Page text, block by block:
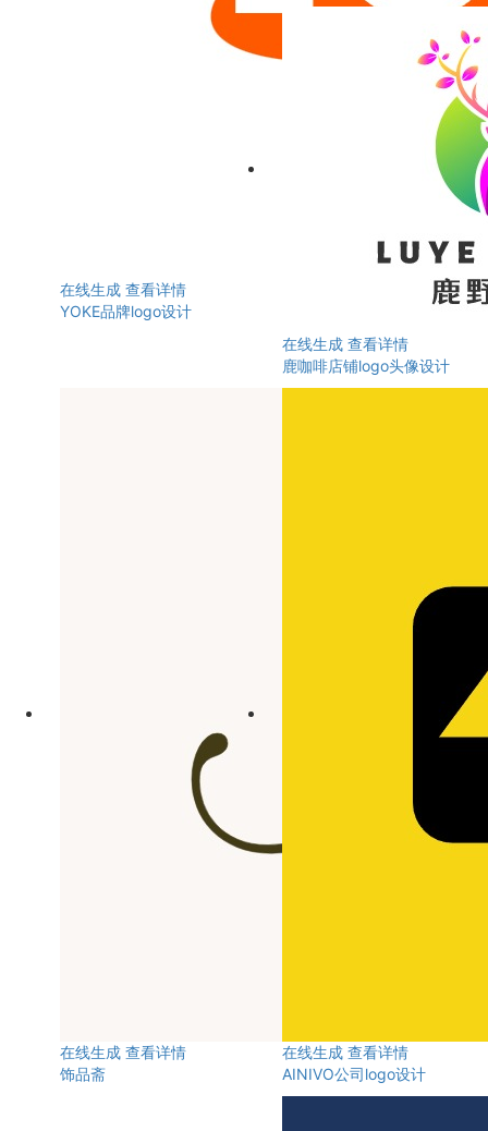
在线生成 查看详情
YOKE品牌logo设计
在线生成 查看详情
鹿咖啡店铺logo头像设计
在线生成 查看详情
饰品斋
在线生成 查看详情
AINIVO公司logo设计